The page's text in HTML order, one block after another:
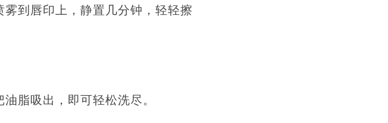
到唇印上，静置几分钟，轻轻擦
脂吸出，即可轻松洗尽。